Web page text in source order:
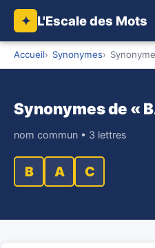
✦ L'Escale des Mots
Accueil Synonymes
Synonymes de «
nom commun • 3 lettres
B A C